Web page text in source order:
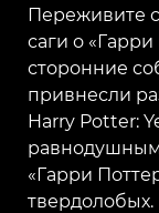
Переживите
саги о «Гарри
сторонние
привнесли
Harry Potter:
«Гарри
твердолобых.